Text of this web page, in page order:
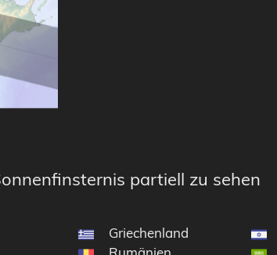
partiell zu sehen
Griechenland